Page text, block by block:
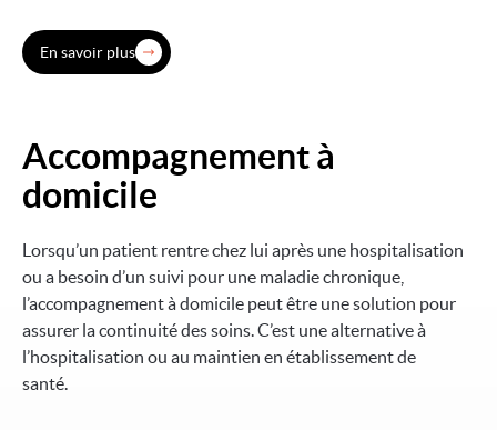
En savoir plus
Image
Accompagnement à
domicile
Lorsqu’un patient rentre chez lui après une hospitalisation
ou a besoin d’un suivi pour une maladie chronique,
l’accompagnement à domicile peut être une solution pour
assurer la continuité des soins. C’est une alternative à
l’hospitalisation ou au maintien en établissement de
santé.